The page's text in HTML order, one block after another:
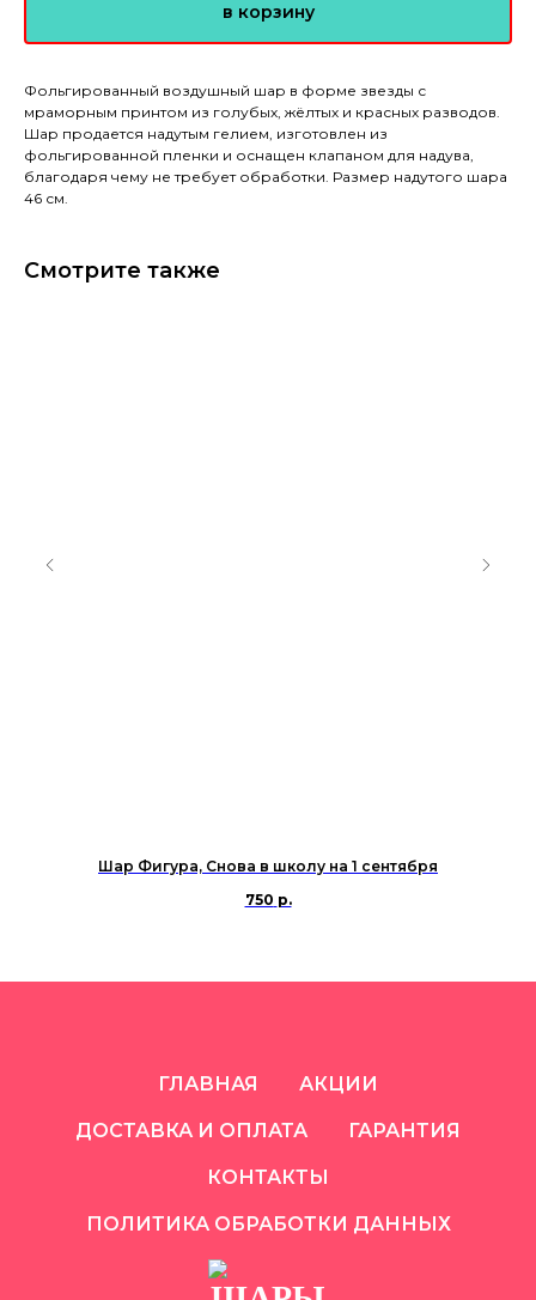
в корзину
Фольгированный воздушный шар в форме звезды с
мраморным принтом из голубых, жёлтых и красных разводов.
Шар продается надутым гелием, изготовлен из
фольгированной пленки и оснащен клапаном для надува,
благодаря чему не требует обработки. Размер надутого шара
46 см.
Смотрите также
Шар Фигура, Снова в школу на 1 сентября
750 р.
ГЛАВНАЯ АКЦИИ
ДОСТАВКА И ОПЛАТА ГАРАНТИЯ
КОНТАКТЫ
ПОЛИТИКА ОБРАБОТКИ ДАННЫХ